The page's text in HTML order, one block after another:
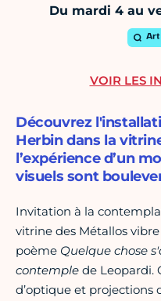
Du mardi 4 au
Art
Découvrez
Herbin dans la
l’expérience d’un
visuels sont
Invitation à la
vitrine des Métallos
poème Quelque chose
contemple de Leopardi.
d’optique et projections
VOIR LES